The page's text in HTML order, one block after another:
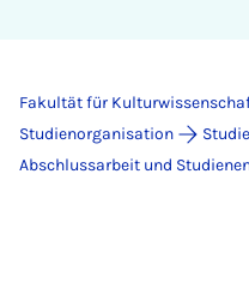
Fakultät für
Studienorganisation
Abschlussarbeit und